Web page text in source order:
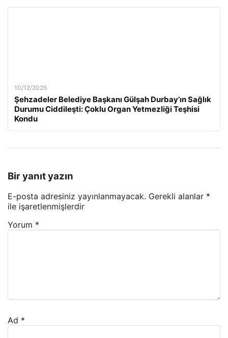
10/12/2025
Şehzadeler Belediye Başkanı Gülşah Durbay’ın Sağlık
Durumu Ciddileşti: Çoklu Organ Yetmezliği Teşhisi
Kondu
Bir yanıt yazın
E-posta adresiniz yayınlanmayacak. Gerekli alanlar *
ile işaretlenmişlerdir
Yorum *
Ad *